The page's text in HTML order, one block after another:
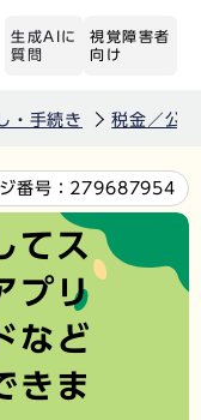
生成AIに
質問
視覚障害者
向け
・手続き 税金／公
番号： 279687954
てス
プリ
など
きま